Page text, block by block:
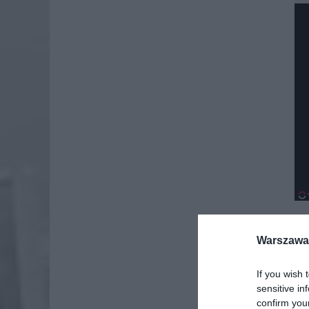
If you wish
sensitive
confirm